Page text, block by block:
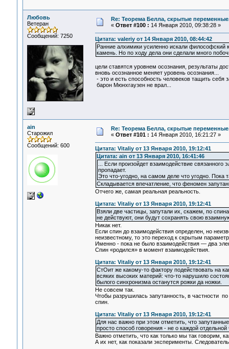
Любовь
Ветеран
Сообщений: 7250
Re: Теорема Белла, скрытые
« Ответ #100 : 14 Января 2010, 09:38:28 »
Цитата: valeriy от 14 Января 2010, 08:44:42
Ранние алхимики усиленно искали философский
камень. Но по ходу дела они сделали много
цели ставятся уровнем осознания, результаты
вновь осознанное меняет уровень осознания...
- это и есть способность человеков тащить себя
барон Мюнхгаузен не врал...
ain
Старожил
Сообщений: 600
Re: Теорема Белла, скрытые
« Ответ #101 : 14 Января 2010, 16:21:27 »
Цитата: Vitaliy от 13 Января 2010, 19:12:41
Цитата: ain от 13 Января 2010, 16:41:46
... Если произойдет взаимодействие связанного
пропадает.
Это что-угодно, на самом деле что угодно. Пока
Складывается впечатление, что феномен
Отчего же, самая реальная реальность.
Цитата: Vitaliy от 13 Января 2010, 19:12:41
Взяли две частицы, запутали их, скажем, по
не действуют, они будут сохранять свою
Никак нет.
Если спин до взаимодействия определен, но
неизвестному, то это переход к скрытым
Именно - пока не было взаимодействия — два
Спин «родился» в момент взаимодействия.
Цитата: Vitaliy от 13 Января 2010, 19:12:41
СтОит же какому-то фактору подействовать на
всяких высоких материй: что-то нарушило
былого синхронизма останутся рожки да ножки.
Не совсем так.
Чтобы разрушилась запутанность, в частности
спин.
Цитата: Vitaliy от 13 Января 2010, 19:12:41
Для нас важно при этом отметить, что
просто способ говорения - не о каждой отдельной
Важно отметить, что как только мы так говорим,
А их нет, как показали эксперименты.